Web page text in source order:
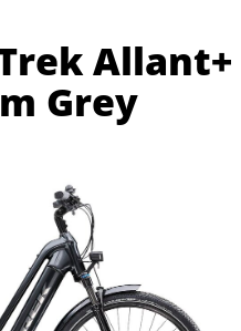
Allant+
Grey